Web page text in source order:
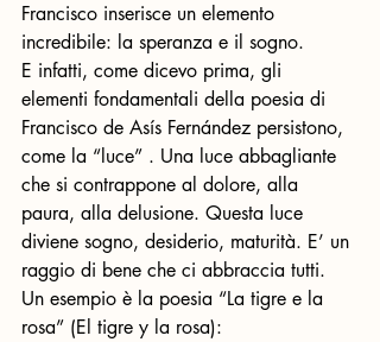
Francisco inserisce un elemento
incredibile: la speranza e il sogno.
E infatti, come dicevo prima, gli
elementi fondamentali della poesia di
Francisco de Asís Fernández persistono,
come la “luce” . Una luce abbagliante
che si contrappone al dolore, alla
paura, alla delusione. Questa luce
diviene sogno, desiderio, maturità. E’ un
raggio di bene che ci abbraccia tutti.
Un esempio è la poesia “La tigre e la
rosa” (El tigre y la rosa):